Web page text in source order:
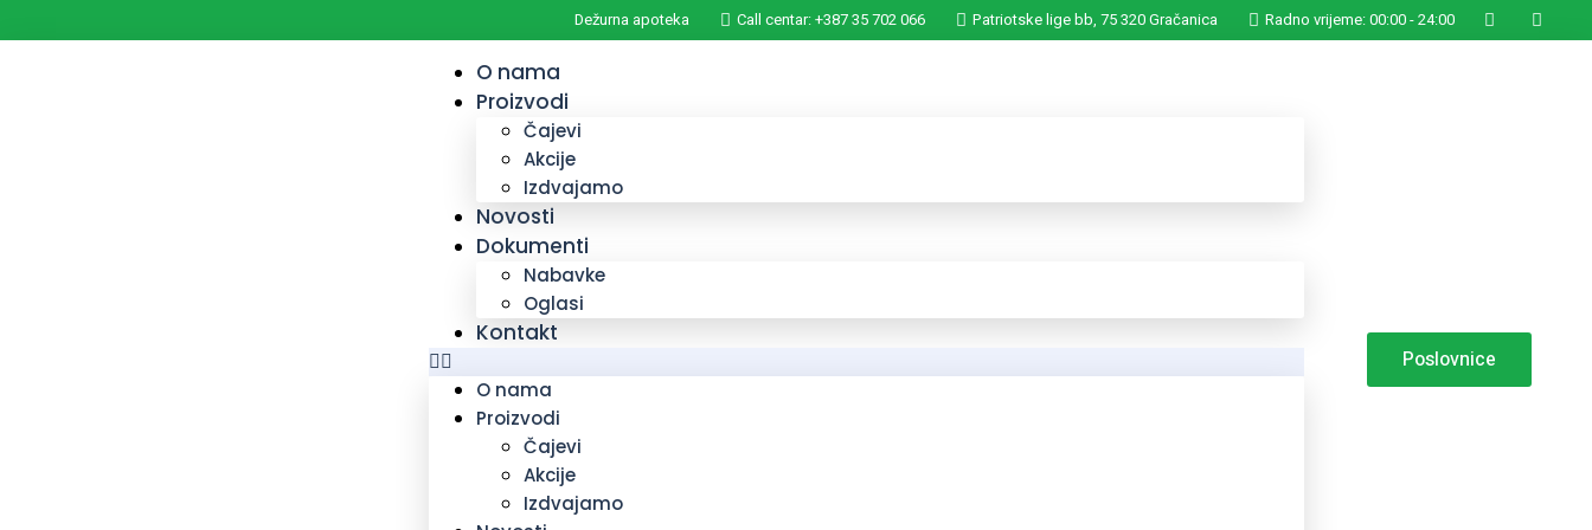
Dežurna apoteka Call centar: +387 35 702 066 Patriotske lige bb, 75 320 Gračanica Radno vrijeme: 00:00 - 24:00
O nama
Proizvodi
Čajevi
Akcije
Izdvajamo
Novosti
Dokumenti
Nabavke
Oglasi
Kontakt
O nama
Proizvodi
Čajevi
Akcije
Izdvajamo
Poslovnice